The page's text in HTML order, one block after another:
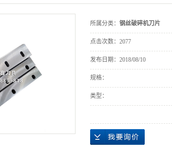
所属分类： 钢丝破碎机刀片
点击次数： 2077
发布日期： 2018/08/10
规格：
类型：